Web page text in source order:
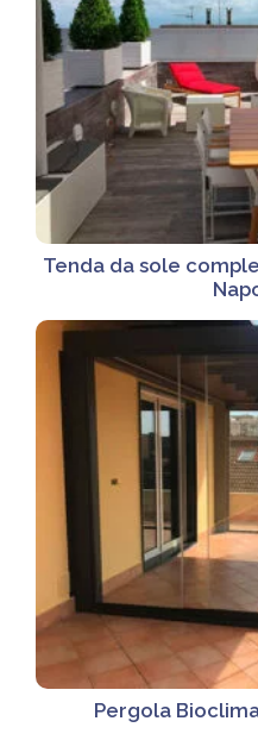
Tenda da sole
Pergola